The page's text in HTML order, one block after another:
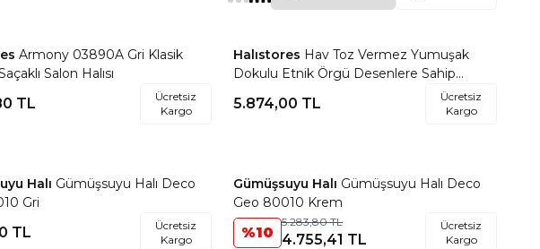
Ekle
Armony 03890A Gri Klasik
Salon Halısı
TL
Ücretsiz
Kargo
Favorilere Ekle
Halıstores Hav Toz Vermez Yumuşak
Dokulu Etnik Örgü Desenlere Sahip
Modern Renkli İskandinav Halı Trz 02
5.874,00 TL
Ücretsiz
Kargo
Ekle
Halı Gümüşsuyu Halı Deco
Gri
TL
Ücretsiz
Kargo
Favorilere Ekle
Gümüşsuyu Halı Gümüşsuyu Halı Deco
Geo 80010 Krem
%10
5.283,80TL
4.755,41 TL
Ücretsiz
Kargo